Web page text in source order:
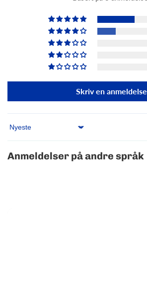
Skriv en anmeldelse
Sort by
Anmeldelser på andre språk